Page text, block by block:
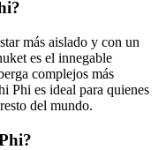
más aislado y con un
es el innegable
complejos más
Phi es ideal para quienes
del mundo.